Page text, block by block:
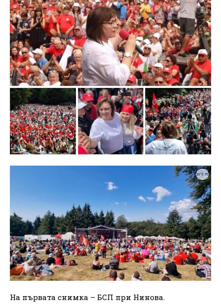
На първата снимка – БСП при Нинова.